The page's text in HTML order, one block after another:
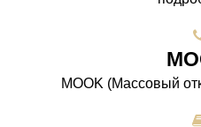
МООK (Массовый